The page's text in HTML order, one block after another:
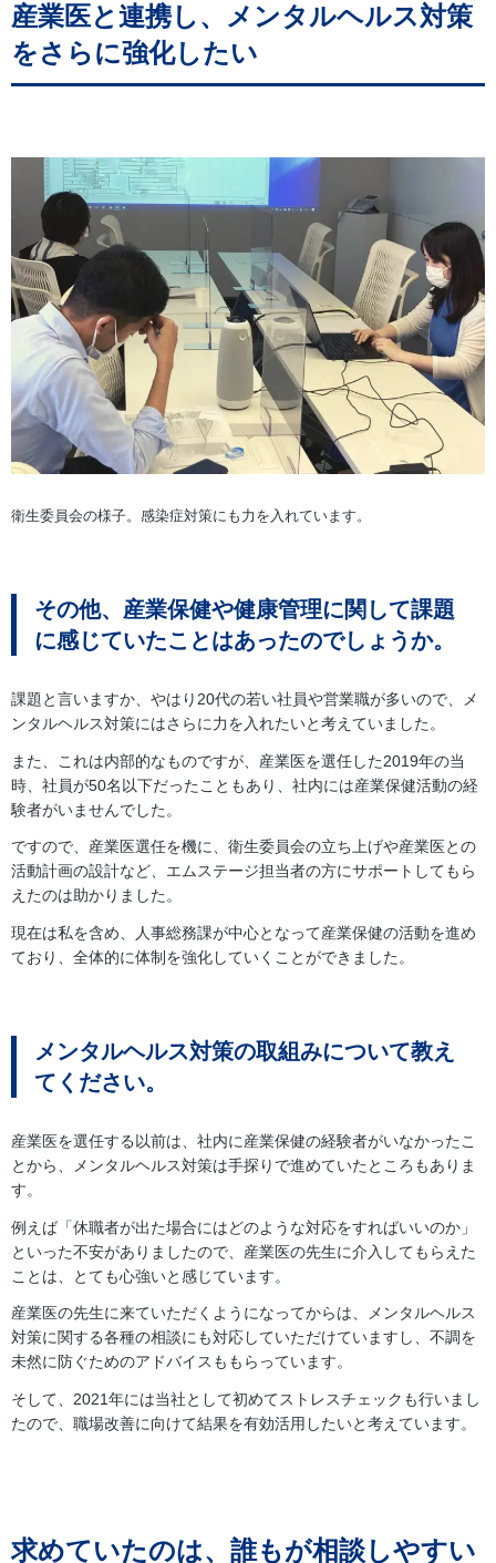
産業医と連携し、メンタルヘルス対策
をさらに強化したい
衛生委員会の様子。感染症対策にも力を入れています。
その他、産業保健や健康管理に関して課題
に感じていたことはあったのでしょうか。
課題と言いますか、やはり20代の若い社員や営業職が多いので、メ
ンタルヘルス対策にはさらに力を入れたいと考えていました。
また、これは内部的なものですが、産業医を選任した2019年の当
時、社員が50名以下だったこともあり、社内には産業保健活動の経
験者がいませんでした。
ですので、産業医選任を機に、衛生委員会の立ち上げや産業医との
活動計画の設計など、エムステージ担当者の方にサポートしてもら
えたのは助かりました。
現在は私を含め、人事総務課が中心となって産業保健の活動を進め
ており、全体的に体制を強化していくことができました。
メンタルヘルス対策の取組みについて教え
てください。
産業医を選任する以前は、社内に産業保健の経験者がいなかったこ
とから、メンタルヘルス対策は手探りで進めていたところもありま
す。
例えば「休職者が出た場合にはどのような対応をすればいいのか」
といった不安がありましたので、産業医の先生に介入してもらえた
ことは、とても心強いと感じています。
産業医の先生に来ていただくようになってからは、メンタルヘルス
対策に関する各種の相談にも対応していただけていますし、不調を
未然に防ぐためのアドバイスももらっています。
そして、2021年には当社として初めてストレスチェックも行いまし
たので、職場改善に向けて結果を有効活用したいと考えています。
求めていたのは、誰もが相談しやすい